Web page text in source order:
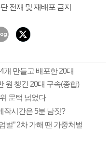
전재 및 재배포 금지
개 만들고 배포한 20대
원 챙긴 20대 구속(종합)
문턱 넘었다
시간은 5분 남짓?
벌” 2차 가해 땐 가중처벌